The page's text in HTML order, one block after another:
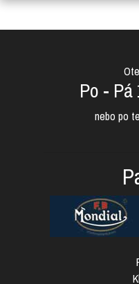
Po - Pá
nebo po